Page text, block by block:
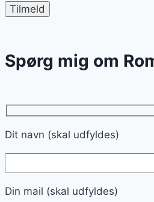
Spørg mig om
Dit navn (skal udfyldes)
Din mail (skal udfyldes)